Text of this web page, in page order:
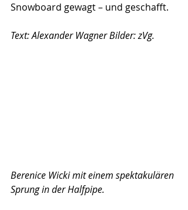
Snowboard gewagt – und geschafft.
Text: Alexander Wagner Bilder: zVg.
Berenice Wicki mit einem spektakulären
Sprung in der Halfpipe.